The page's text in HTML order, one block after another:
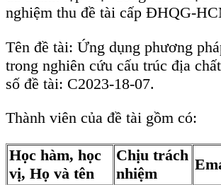
Văn Anh Thư ký
lvacuong@hcmus
.edu.vn
TS. Nguyễn
Nhật Kim Ngân
Tham gia
nnkngan@hcmus
.edu.vn
ThS. Nguyễn
Văn Thuận
Tham gia
nvthuan@hcmus.
edu.vn
Hoàng Duy
Tham gia
06@gmail.com
Danh sách Hội đồng khoa học:
Chức danh